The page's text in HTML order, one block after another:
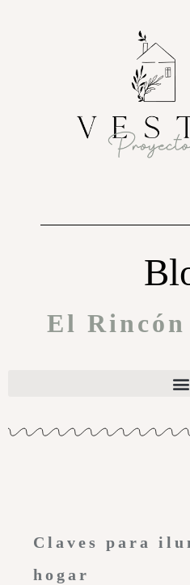
El Rincón
Claves para
hogar